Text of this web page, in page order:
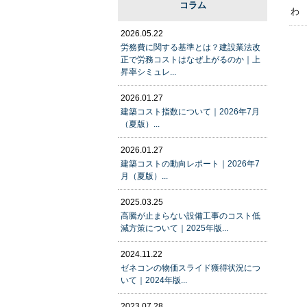
わ
コラム
2026.05.22
労務費に関する基準とは？建設業法改
正で労務コストはなぜ上がるのか｜上
昇率シミュレ...
2026.01.27
建築コスト指数について｜2026年7月
（夏版）...
2026.01.27
建築コストの動向レポート｜2026年7
月（夏版）...
2025.03.25
高騰が止まらない設備工事のコスト低
減方策について｜2025年版...
2024.11.22
ゼネコンの物価スライド獲得状況につ
いて｜2024年版...